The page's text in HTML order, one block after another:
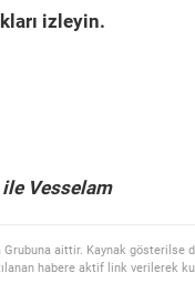
izleyin.
Vesselam
aittir. Kaynak gösterilse
habere aktif link verilerek